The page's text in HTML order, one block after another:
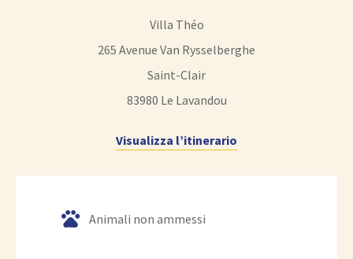
o
Villa Théo
265 Avenue Van Rysselberghe
Saint-Clair
83980 Le Lavandou
Visualizza l’itinerario
Animali non ammessi